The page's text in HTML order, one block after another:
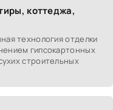
коттеджа,
технология отделки
гипсокартонных
строительных